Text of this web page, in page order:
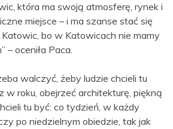
która ma swoją atmosferę, rynek i
miejsce – i ma szanse stać się
bo w Katowicach nie mamy
– oceniła Paca.
walczyć, żeby ludzie chcieli tu
w roku, obejrzeć architekturę, piękną
tu być: co tydzień, w każdy
po niedzielnym obiedzie, tak jak